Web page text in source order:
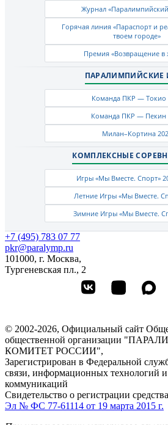
Журнал
Горячая линия «Параспорт и
твоем городе»
Премия «Возвращение в
ПАРАЛИМПИЙСКИЕ
Команда ПКР — Токио
Команда ПКР — Пекин
Милан–Кортина
КОМПЛЕКСНЫЕ
Игры «Мы Вместе. Спорт»
Летние Игры «Мы Вместе.
Зимние Игры «Мы Вместе.
+7 (495) 783 07 77
pkr@paralymp.ru
101000, г. Москва,
Тургеневская пл., 2
© 2002-2026, Официальный сайт
общественной организации
КОМИТЕТ РОССИИ",
Зарегистрирован в Федеральной
связи, информационных технологий
коммуникаций
Свидетельство о регистрации
Эл № ФС 77-61114 от 19 марта 2015 г.